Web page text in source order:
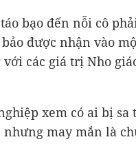
bạo đến nỗi cô
được nhận vào
các giá trị Nho
xem có ai bị
may mắn là